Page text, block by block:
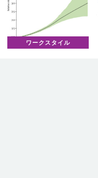
ワークスタイル